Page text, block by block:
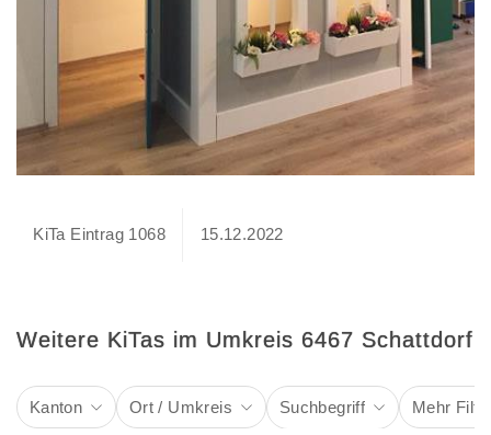
KiTa Eintrag 1068 15.12.2022
Weitere KiTas im Umkreis 6467 Schattdorf
Kanton Ort / Umkreis Suchbegriff Mehr